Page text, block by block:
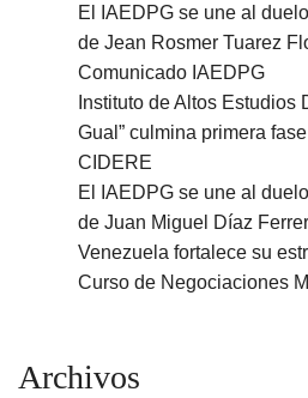
El IAEDPG se une al
de Jean Rosmer Tuarez
Comunicado IAEDPG
Instituto de Altos Estudios
Gual” culmina primera
CIDERE
El IAEDPG se une al
de Juan Miguel Díaz Ferrer
Venezuela fortalece su
Curso de Negociaciones
Archivos